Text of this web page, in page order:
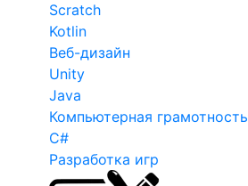
Scratch
Kotlin
Веб-дизайн
Unity
Java
Компьютерная грамотность
C#
Разработка игр